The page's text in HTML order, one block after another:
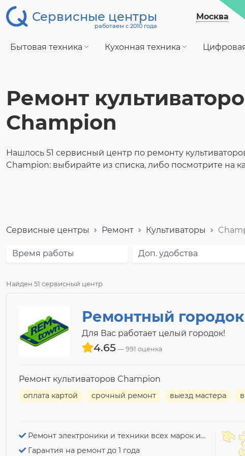
Сервисные центры
работаем с 2010 года
Москва
Бытовая техника Кухонная техника
Ремонт
Champion
Нашлось 51 сервисный центр по ремонту
Champion: выбирайте из списка, либо посмотрите на
Сервисные центры Ремонт Культиваторы
Время работы Доп. удобства
Найден 51 сервисный центр
Ремонтный городок
Для Вас работает целый городок!
4.65 991 оценка
Ремонт культиваторов Champion
оплата картой срочный ремонт выезд мастера
Ремонт электроники и техники всех марок и моделей!
Гарантия на ремонт до 1 года